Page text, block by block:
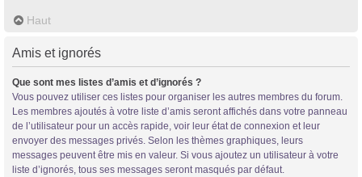
Haut
Amis et ignorés
Que sont mes listes d’amis et d’ignorés ?
Vous pouvez utiliser ces listes pour organiser les autres membres du forum.
Les membres ajoutés à votre liste d’amis seront affichés dans votre panneau
de l’utilisateur pour un accès rapide, voir leur état de connexion et leur
envoyer des messages privés. Selon les thèmes graphiques, leurs
messages peuvent être mis en valeur. Si vous ajoutez un utilisateur à votre
liste d’ignorés, tous ses messages seront masqués par défaut.